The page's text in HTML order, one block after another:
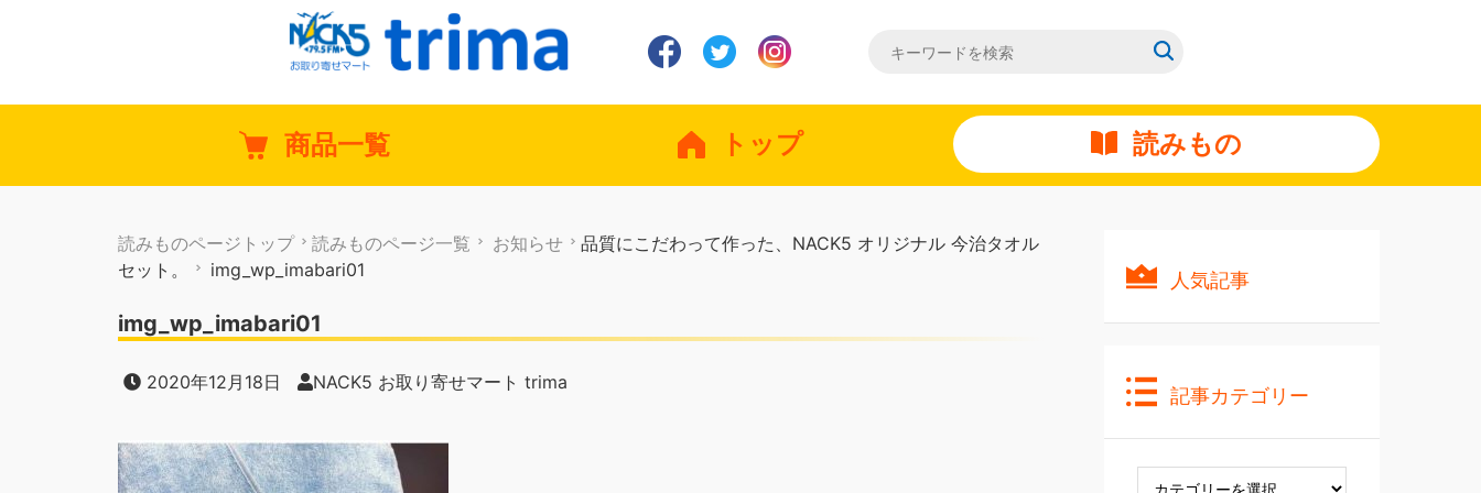
商品一覧 トップ 読みもの
読みものページトップ 読みものページ一覧 お知らせ
品質にこだわって作った、NACK5 オリジナル 今治タオル
セット。
img_wp_imabari01
img_wp_imabari01
2020年12月18日 NACK5 お取り寄せマート trima
人気記事
記事カテゴリー
記
事